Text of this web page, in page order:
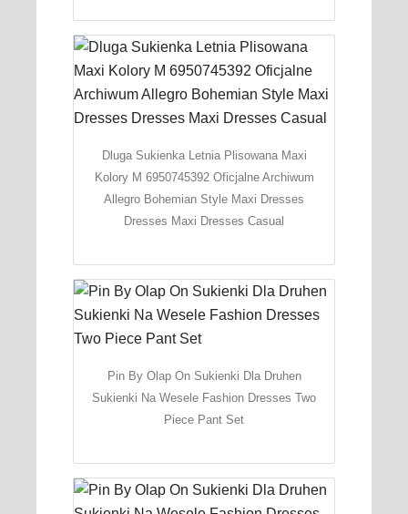
Dluga Sukienka Letnia Plisowana Maxi
Kolory M 6950745392 Oficjalne Archiwum
Allegro Bohemian Style Maxi Dresses
Dresses Maxi Dresses Casual
Pin By Olap On Sukienki Dla Druhen
Sukienki Na Wesele Fashion Dresses Two
Piece Pant Set